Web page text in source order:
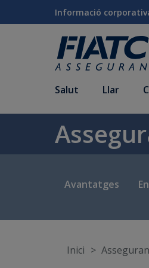
Salta al contingut principal
Informació
Salut Llar
Avantatges
Inici